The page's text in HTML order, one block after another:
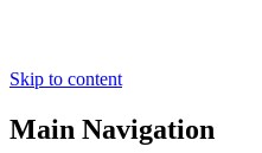
Skip to content
Main Navigation